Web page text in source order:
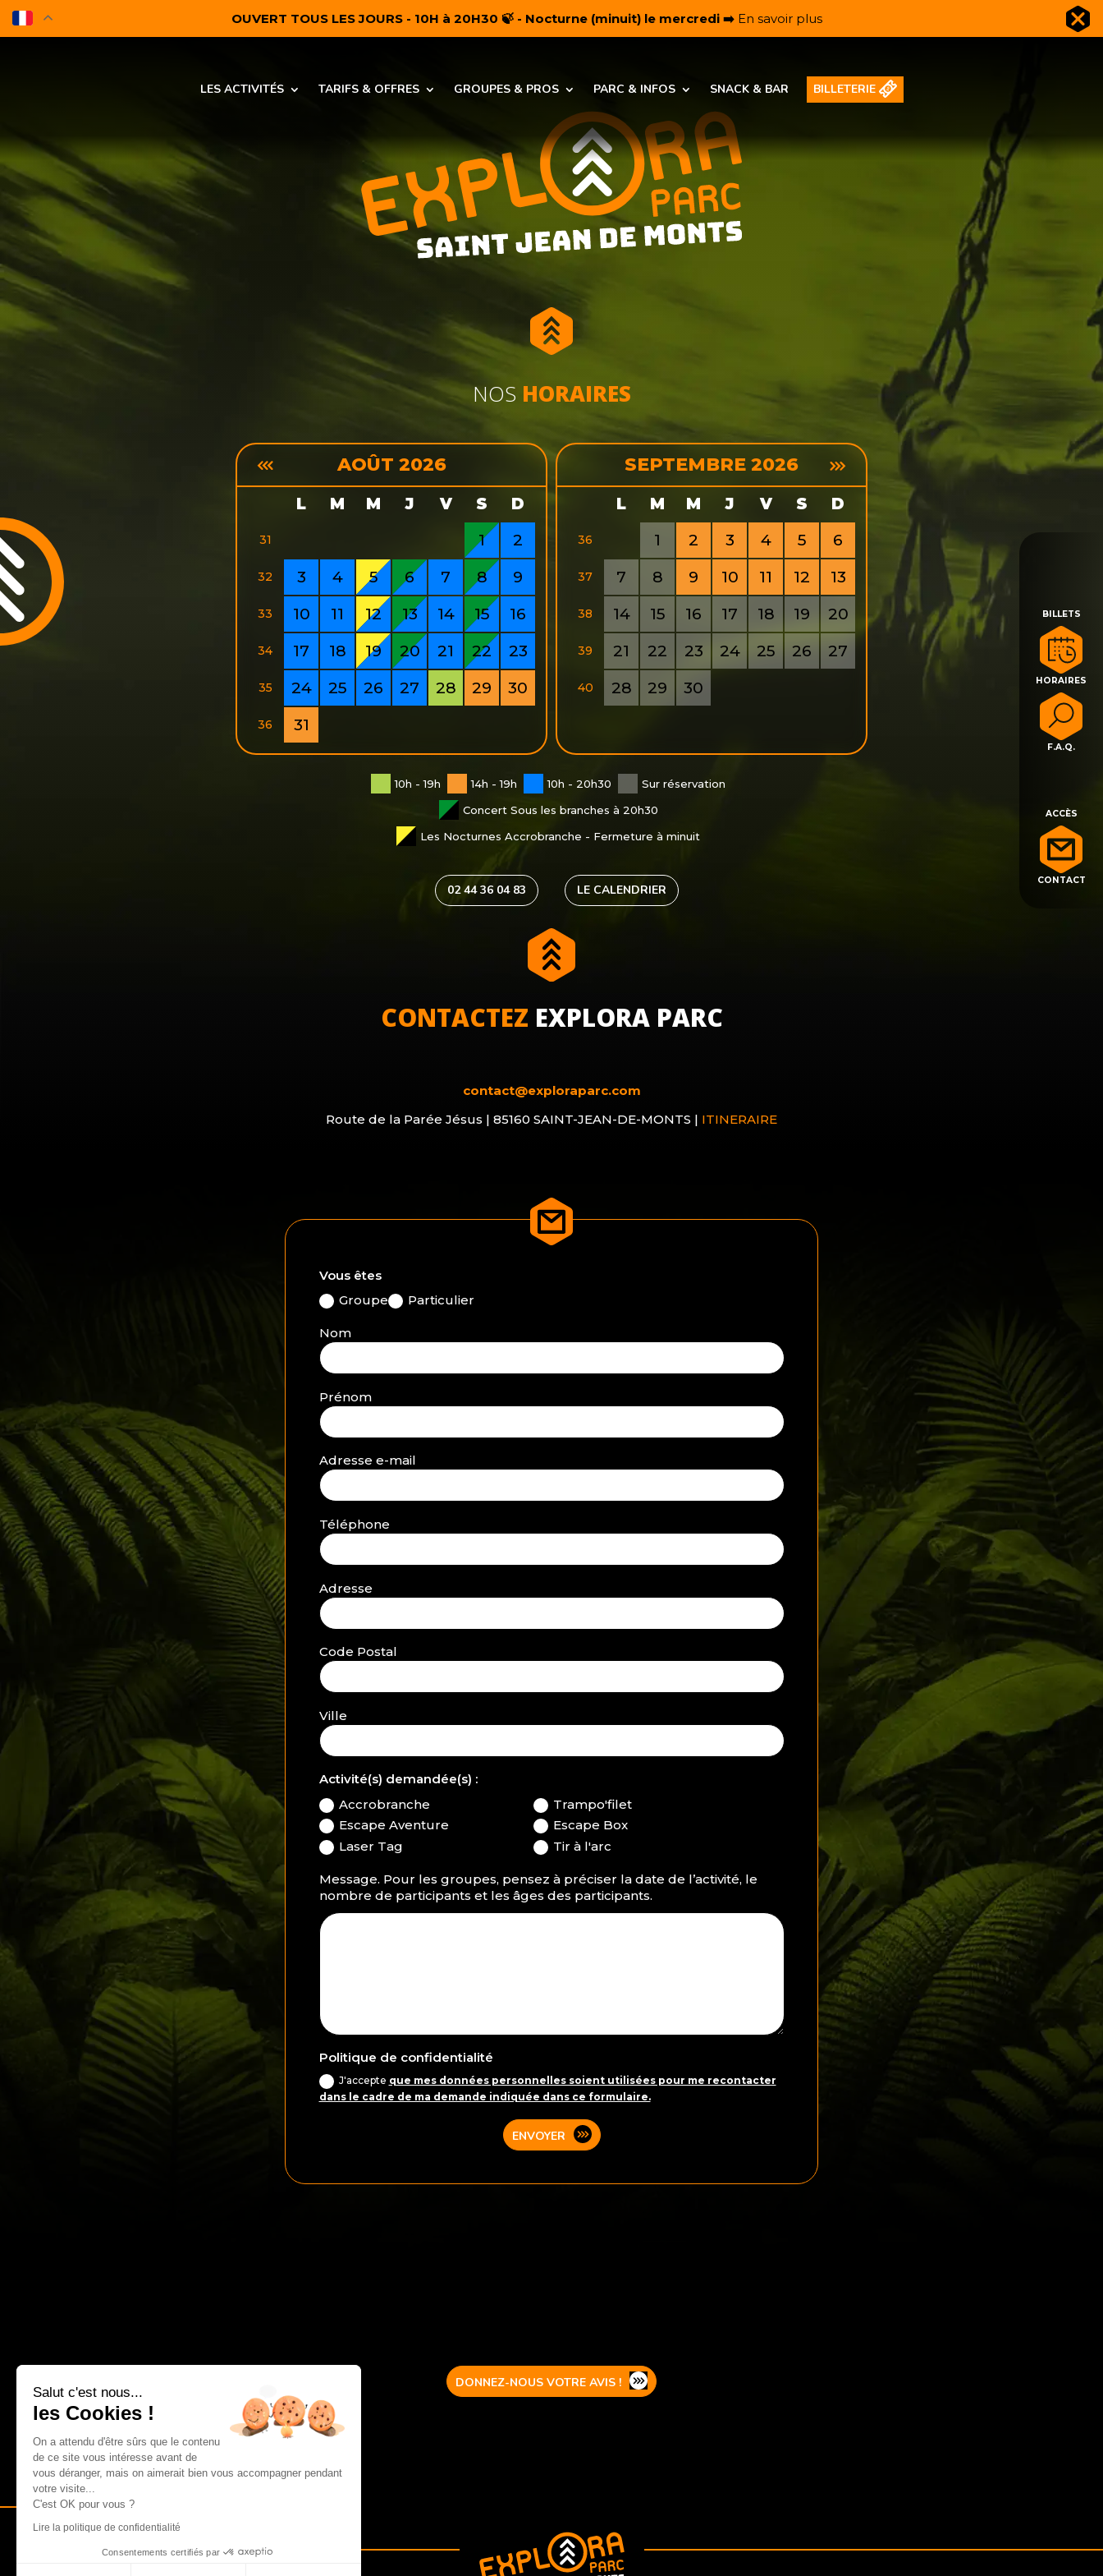
OUVERT TOUS LES JOURS - 10H à 20H30 🍃 - Nocturne (minuit) le mercredi ➡️ En savoir plus
LES ACTIVITÉS TARIFS & OFFRES GROUPES & PROS
C
C
U
E
I
L
PARC & INFOS SNACK & BAR BILLETERIE
BILLETS
HORAIRES
F.A.Q.
ACCÈS
CONTACT
NOS HORAIRES
AOÛT 2026
L M M J V S D
31 1 2
32 3 4 5 6 7 8 9
33 10 11 12 13 14 15 16
34 17 18 19 20 21 22 23
35 24 25 26 27 28 29 30
36 31
SEPTEMBRE 2026
L M M J V S D
36 1 2 3 4 5 6
37 7 8 9 10 11 12 13
38 14 15 16 17 18 19 20
39 21 22 23 24 25 26 27
40 28 29 30
10h - 19h 14h - 19h 10h - 20h30
Sur réservation
Concert Sous les branches à 20h30
Les Nocturnes Accrobranche - Fermeture à minuit
02 44 36 04 83 LE CALENDRIER
CONTACTEZ EXPLORA PARC
contact@exploraparc.com
Route de la Parée Jésus | 85160 SAINT-JEAN-DE-MONTS | ITINERAIRE
Vous êtes
Groupe
Particulier
Nom
Prénom
Adresse e-mail
Téléphone
Adresse
Code Postal
Ville
Activité(s) demandée(s) :
Accrobranche
Trampo'filet
Escape Aventure
Escape Box
Laser Tag
Tir à l'arc
Message. Pour les groupes, pensez à préciser la date de l’activité, le
nombre de participants et les âges des participants.
Politique de confidentialité
J'accepte que mes données personnelles soient utilisées pour me recontacter
dans le cadre de ma demande indiquée dans ce formulaire.
ENVOYER
DONNEZ-NOUS VOTRE AVIS !
Salut c'est nous...
les Cookies !
On a attendu d'être sûrs que le contenu
de ce site vous intéresse avant de
vous déranger, mais on aimerait bien vous accompagner pendant
votre visite...
C'est OK pour vous ?
Lire la politique de confidentialité
Consentements certifiés par